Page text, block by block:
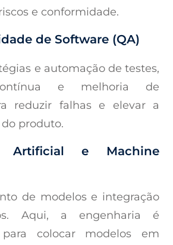
e conformidade.
de Software (QA)
e automação de testes,
e melhoria de
reduzir falhas e elevar a
produto.
Artificial e Machine
de modelos e integração
Aqui, a engenharia é
colocar modelos em